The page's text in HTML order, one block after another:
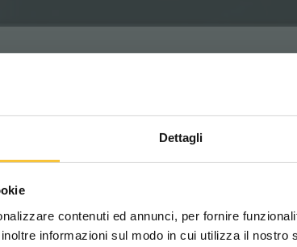
Dettagli
contenuti ed annunci, per fornire
informazioni sul modo in cui utilizza il nostro
doit toujours s'accompagner